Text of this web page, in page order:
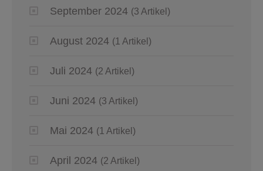
September 2024 (3 Artikel)
August 2024 (1 Artikel)
Juli 2024 (2 Artikel)
Juni 2024 (3 Artikel)
Mai 2024 (1 Artikel)
April 2024 (2 Artikel)